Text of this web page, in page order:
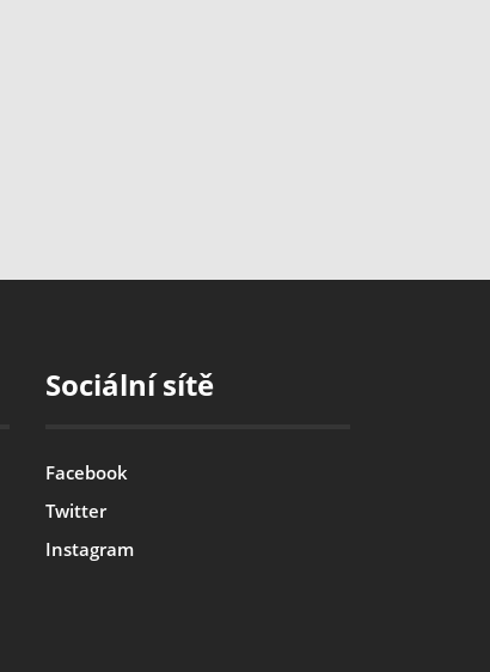
Sociální sítě
Facebook
Twitter
Instagram